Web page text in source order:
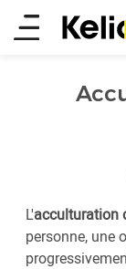
Aller
auMain
L'acculturation
personne, une